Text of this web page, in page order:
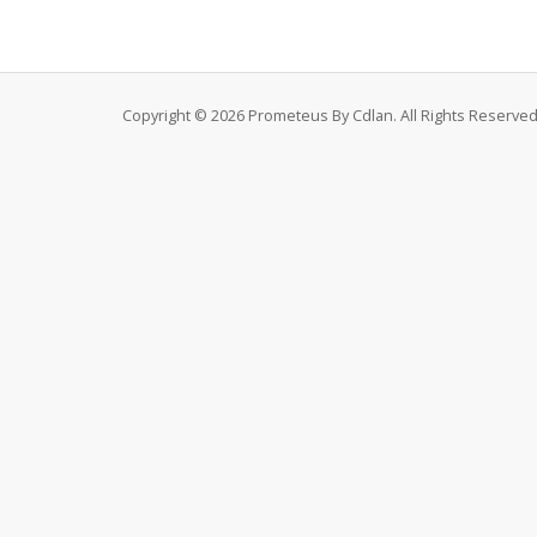
Copyright © 2026 Prometeus By Cdlan. All Rights